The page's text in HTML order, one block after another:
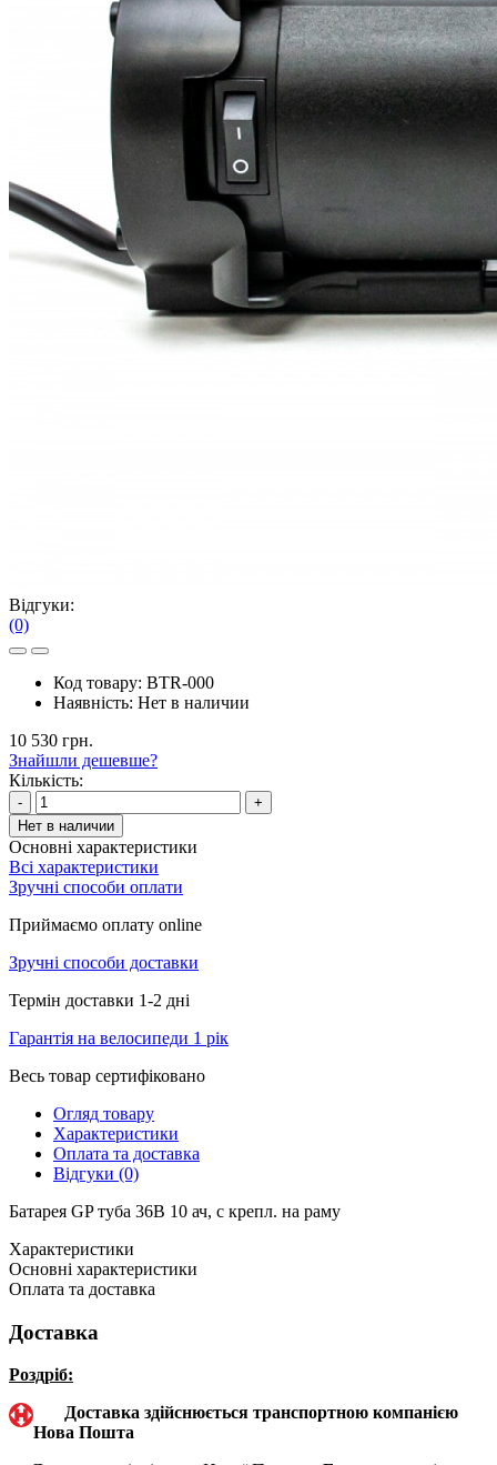
Відгуки:
(0)
Код товару: BTR-000
Наявність: Нет в наличии
10 530 грн.
Знайшли дешевше?
Кількість:
-
+
Нет в наличии
Основні характеристики
Всі характеристики
Зручні способи оплати
Приймаємо оплату online
Зручні способи доставки
Термін доставки 1-2 дні
Гарантія на велосипеди 1 рік
Весь товар сертифіковано
Огляд товару
Характеристики
Оплата та доставка
Відгуки (0)
Батарея GP туба 36В 10 ач, с крепл. на раму
Характеристики
Основні характеристики
Оплата та доставка
Доставка
Роздріб:
Доставка здійснюється транспортною компанією
Нова Пошта